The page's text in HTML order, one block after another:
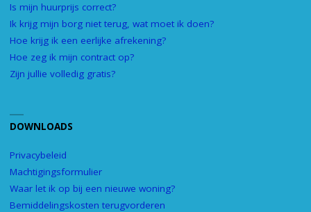
Is mijn huurprijs correct?
Ik krijg mijn borg niet terug, wat moet ik doen?
Hoe krijg ik een eerlijke afrekening?
Hoe zeg ik mijn contract op?
Zijn jullie volledig gratis?
DOWNLOADS
Privacybeleid
Machtigingsformulier
Waar let ik op bij een nieuwe woning?
Bemiddelingskosten terugvorderen